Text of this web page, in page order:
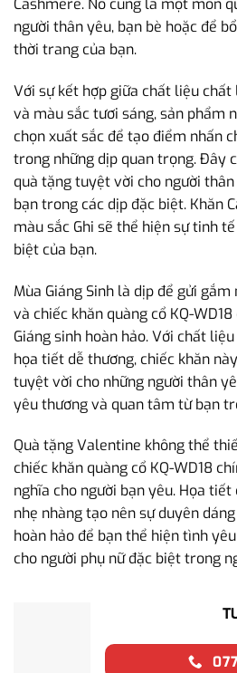
Cashmere. Nó cũng là một món
người thân yêu, bạn bè hoặc để
thời trang của bạn.
Với sự kết hợp giữa chất liệu
và màu sắc tươi sáng, sản phẩm
chọn xuất sắc để tạo điểm nhấn
trong những dịp quan trọng. Đây
quà tặng tuyệt vời cho người
bạn trong các dịp đặc biệt. Khăn
màu sắc Ghi sẽ thể hiện sự tinh
biệt của bạn.
Mùa Giáng Sinh là dịp để gửi
và chiếc khăn quàng cổ KQ-
Giáng sinh hoàn hảo. Với chất
họa tiết dễ thương, chiếc khăn
tuyệt vời cho những người thân
yêu thương và quan tâm từ bạn
Quà tặng Valentine không thể
chiếc khăn quàng cổ KQ-WD18
nghĩa cho người bạn yêu. Họa
nhẹ nhàng tạo nên sự duyên
hoàn hảo để bạn thể hiện tình
cho người phụ nữ đặc biệt trong